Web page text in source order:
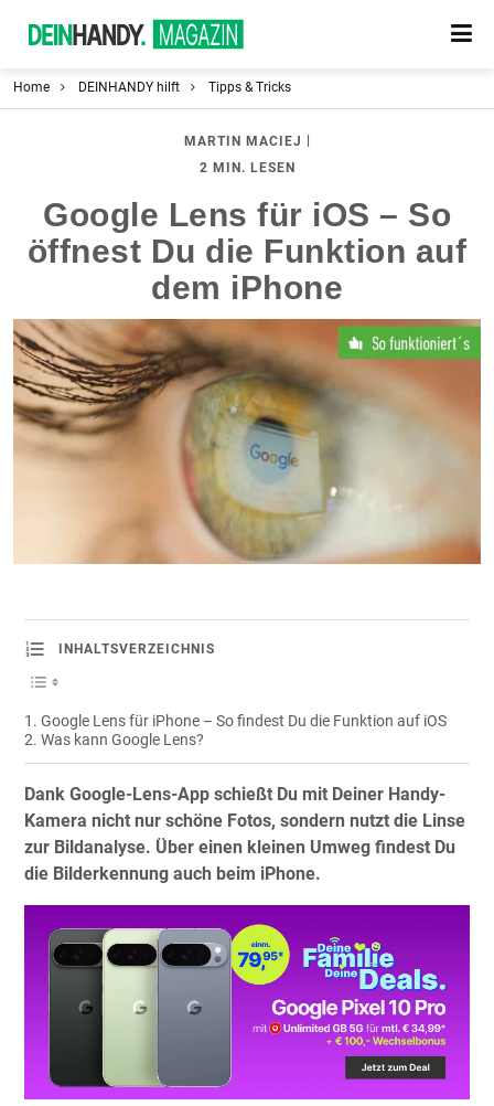
Home DEINHANDY hilft Tipps & Tricks
MARTIN MACIEJ
2 MIN. LESEN
Google Lens für iOS – So
öffnest Du die Funktion auf
dem iPhone
INHALTSVERZEICHNIS
Google Lens für iPhone – So findest Du die Funktion auf iOS
Was kann Google Lens?
Dank Google-Lens-App schießt Du mit Deiner Handy-
Kamera nicht nur schöne Fotos, sondern nutzt die Linse
zur Bildanalyse. Über einen kleinen Umweg findest Du
die Bilderkennung auch beim iPhone.